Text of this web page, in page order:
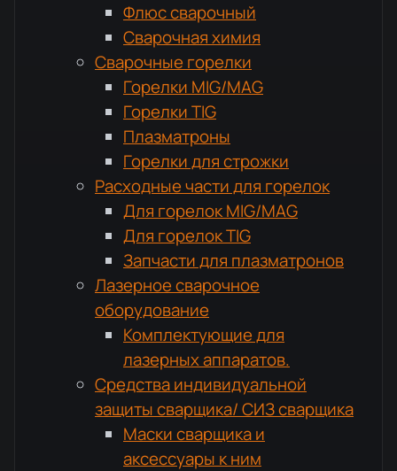
Флюс сварочный
Сварочная химия
Сварочные горелки
Горелки MIG/MAG
Горелки TIG
Плазматроны
Горелки для строжки
Расходные части для горелок
Для горелок MIG/MAG
Для горелок TIG
Запчасти для плазматронов
Лазерное сварочное
оборудование
Комплектующие для
лазерных аппаратов.
Средства индивидуальной
защиты сварщика/ СИЗ сварщика
Маски сварщика и
аксессуары к ним